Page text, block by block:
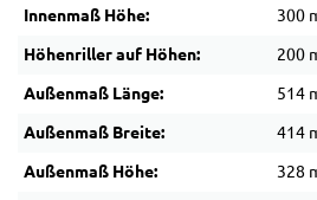
Innenmaß Höhe: 300
Höhenriller auf Höhen: 200
Außenmaß Länge: 514
Außenmaß Breite: 414
Außenmaß Höhe: 328